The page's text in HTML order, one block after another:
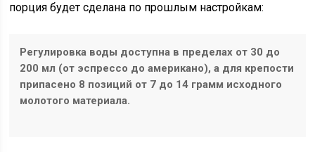
порция будет сделана по прошлым настройкам:
Регулировка воды доступна в пределах от 30 до
200 мл (от эспрессо до американо), а для крепости
припасено 8 позиций от 7 до 14 грамм исходного
молотого материала.